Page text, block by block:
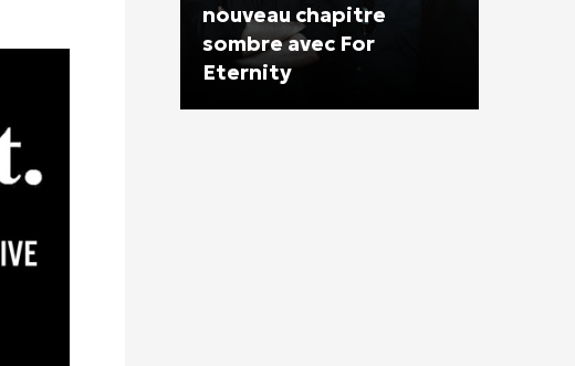
nouveau chapitre
sombre avec For
Eternity